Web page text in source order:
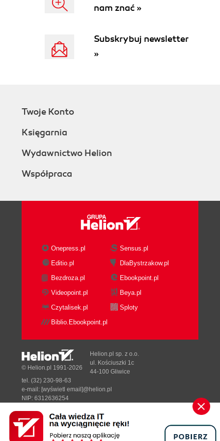
Odsyłacze, podpisy i zakładki (84)
Wstawianie obiektów (93)
Kliparty, rysunki oraz obrazy (93)
Sprawdzanie pisowni i inne narzędzia (108)
Inne narzędzia (113)
Listy, koperty i etykiety (115)
Uzyskiwanie pomocy (118)
Elementy podstawowe (120)
Paski narzędzi i paski menu (121)
Skróty klawiaturowe (123)
Wysyłanie dokumentów (124)
Komentarze (125)
Śledzenie zmian (127)
Porównywanie dokumentów (130)
Makra (131)
Rozdział 3. Polecenia, formaty tekstowe i graficzne,
Użyteczne polecenia (134)
Formaty rozpoznawane przez program Word
(137)
Przełączniki do uruchamiania programu Word z
wiersza poleceń (139)
Symbole wieloznaczne i kody znaków
specjalnych (140)
nam znać »
Subskrybuj newsletter
»
Twoje Konto
Księgarnia
Wydawnictwo Helion
Współpraca
Onepress.pl
Sensus.pl
Editio.pl
DlaBystrzakow.pl
Bezdroza.pl
Ebookpoint.pl
Videopoint.pl
Beya.pl
Czytalisek.pl
Sploty
Biblio.Ebookpoint.pl
Designed with ♥ byTonik.pl
© Helion.pl 1991-2026
Helion.pl sp. z o.o.
ul. Kościuszki 1c
44-100 Gliwice
tel. (32) 230-98-63
e-mail: [wyświetl email]@helion.pl
NIP: 6312636254